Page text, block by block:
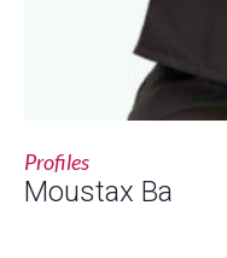
Profiles
Moustax Ba